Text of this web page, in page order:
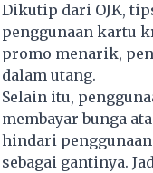
Dikutip dari OJK,
penggunaan kartu
promo menarik,
dalam utang.
Selain itu,
membayar bunga
hindari
sebagai gantinya.